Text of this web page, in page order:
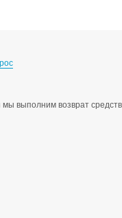
мы выполним возврат